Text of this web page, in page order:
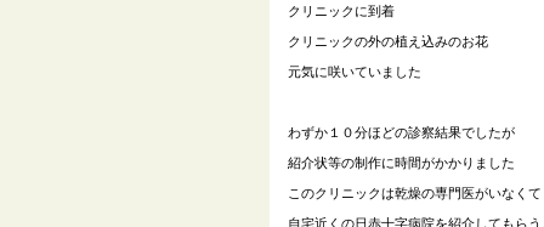
クリニックに到着
クリニックの外の植え込みのお花
元気に咲いていました
わずか１０分ほどの診察結果でしたが
紹介状等の制作に時間がかかりました
このクリニックは乾燥の専門医がいなくて
自宅近くの日赤十字病院を紹介してもら